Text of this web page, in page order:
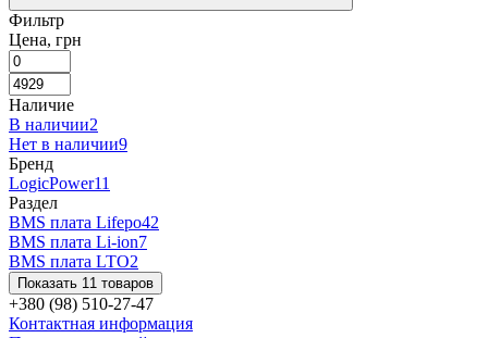
Фильтр
Цена, грн
Наличие
В наличии2
Нет в наличии9
Бренд
LogicPower11
Раздел
BMS плата Lifepo42
BMS плата Li-ion7
BMS плата LTO2
Показать 11 товаров
+380 (98) 510-27-47
Контактная информация